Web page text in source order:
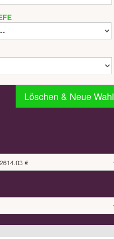
Löschen & Neue Wahl
€